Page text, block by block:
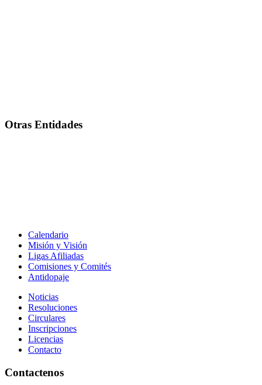
Otras Entidades
Calendario
Misión y Visión
Ligas Afiliadas
Comisiones y Comités
Antidopaje
Noticias
Resoluciones
Circulares
Inscripciones
Licencias
Contacto
Contactenos